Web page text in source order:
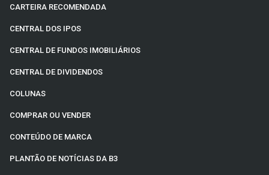
CARTEIRA RECOMENDADA
CENTRAL DOS IPOS
CENTRAL DE FUNDOS IMOBILIÁRIOS
CENTRAL DE DIVIDENDOS
COLUNAS
COMPRAR OU VENDER
CONTEÚDO DE MARCA
PLANTÃO DE NOTÍCIAS DA B3